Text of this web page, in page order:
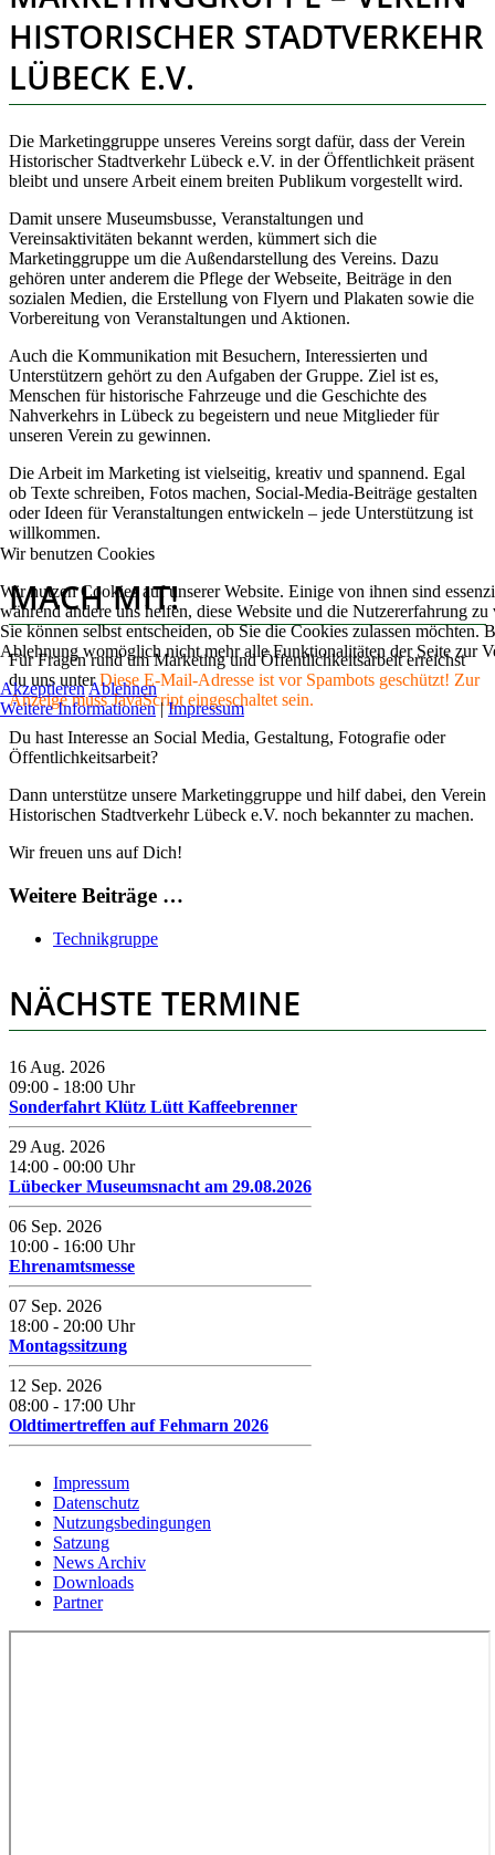
HISTORISCHER STADTVERKEHR
LÜBECK E.V.
Die Marketinggruppe unseres Vereins sorgt dafür, dass der Verein
Historischer Stadtverkehr Lübeck e.V. in der Öffentlichkeit präsent
bleibt und unsere Arbeit einem breiten Publikum vorgestellt wird.
Damit unsere Museumsbusse, Veranstaltungen und
Vereinsaktivitäten bekannt werden, kümmert sich die
Marketinggruppe um die Außendarstellung des Vereins. Dazu
gehören unter anderem die Pflege der Webseite, Beiträge in den
sozialen Medien, die Erstellung von Flyern und Plakaten sowie die
Vorbereitung von Veranstaltungen und Aktionen.
Auch die Kommunikation mit Besuchern, Interessierten und
Unterstützern gehört zu den Aufgaben der Gruppe. Ziel ist es,
Menschen für historische Fahrzeuge und die Geschichte des
Nahverkehrs in Lübeck zu begeistern und neue Mitglieder für
unseren Verein zu gewinnen.
Die Arbeit im Marketing ist vielseitig, kreativ und spannend. Egal
ob Texte schreiben, Fotos machen, Social-Media-Beiträge gestalten
oder Ideen für Veranstaltungen entwickeln – jede Unterstützung ist
willkommen.
MACH MIT!
Für Fragen rund um Marketing und Öffentlichkeitsarbeit erreichst
du uns unterDiese E-Mail-Adresse ist vor Spambots geschützt! Zur
Anzeige muss JavaScript eingeschaltet sein.
Du hast Interesse an Social Media, Gestaltung, Fotografie oder
Öffentlichkeitsarbeit?
Dann unterstütze unsere Marketinggruppe und hilf dabei, den Verein
Historischen Stadtverkehr Lübeck e.V. noch bekannter zu machen.
Wir freuen uns auf Dich!
Weitere Beiträge …
Technikgruppe
NÄCHSTE TERMINE
16 Aug. 2026
09:00 - 18:00 Uhr
Sonderfahrt Klütz Lütt Kaffeebrenner
29 Aug. 2026
14:00 - 00:00 Uhr
Lübecker Museumsnacht am 29.08.2026
06 Sep. 2026
10:00 - 16:00 Uhr
Ehrenamtsmesse
07 Sep. 2026
18:00 - 20:00 Uhr
Montagssitzung
12 Sep. 2026
08:00 - 17:00 Uhr
Oldtimertreffen auf Fehmarn 2026
Impressum
Datenschutz
Nutzungsbedingungen
Satzung
News Archiv
Downloads
Partner
Wir benutzen Cookies
Wir nutzen Cookies auf unserer Website. Einige von ihnen sind
während andere uns helfen, diese Website und die Nutzererfahrung
Sie können selbst entscheiden, ob Sie die Cookies zulassen möchten.
Ablehnung womöglich nicht mehr alle Funktionalitäten der Seite zur
AkzeptierenAblehnen
Weitere Informationen|Impressum